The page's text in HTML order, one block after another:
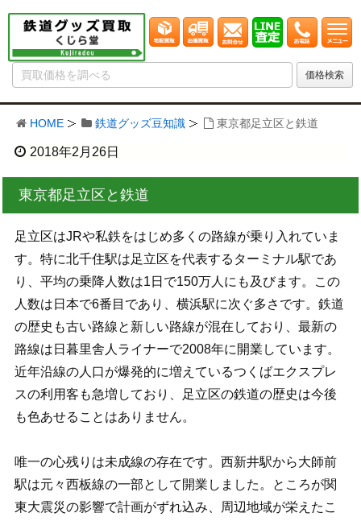
HOME 鉄道グッズ豆知識 東京都足立区と鉄道
2018年2月26日
東京都足立区と鉄道
足立区はJRや私鉄をはじめ多くの路線が乗り入れていま
す。特に北千住駅は足立区を代表するターミナル駅であ
り、平均の乗降人数は1日で150万人にも及びます。この
人数は日本で6番目であり、横浜駅に次ぐ多さです。鉄道
の歴史も古い路線と新しい路線が混在しており、最新の
路線は日暮里舎人ライナーで2008年に開業しています。
近年沿線の人口が爆発的に増えているつくばエクスプレ
スの利用客も急増しており、足立区の鉄道の歴史は今後
も色あせることはありません。
唯一の心残りは未成線の存在です。西新井駅から大師前
駅は元々西板線の一部として開業しました。ところが関
東大震災の影響で計画がずれ込み、周辺地域が栄えたこ